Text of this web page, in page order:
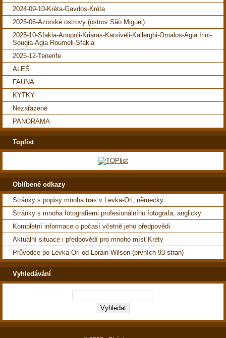
2024-09-10-Kréta-Gavdos-Kréta
2025-06-Azorské ostrovy (ostrov São Miguel)
2025-10-Sfakia-Anopoli-Kriaras-Katsiveli-Kallerghi-Omalos-Agia Irini-
Sougia-Agia Roumeli-Sfakia
2025-12-Tenerife
ALEŠ
FAUNA
KYTKY
Nezařazené
PANORAMA
Toplist
Oblíbené odkazy
Stránky s popisy mnoha tras v Levka-Ori, německy
Stránky s mnoha fotografiemi profesionálního fotografa, anglicky
Kompletní informace o počasí včetně jeho předpovědi
Aktuální situace i předpovědí pro mnoho míst Kréty
Průvodce po Levka Ori od Lorain Wilson (prvních 93 stran)
Vyhledávání